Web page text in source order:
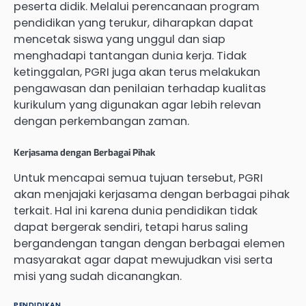
peserta didik. Melalui perencanaan program
pendidikan yang terukur, diharapkan dapat
mencetak siswa yang unggul dan siap
menghadapi tantangan dunia kerja. Tidak
ketinggalan, PGRI juga akan terus melakukan
pengawasan dan penilaian terhadap kualitas
kurikulum yang digunakan agar lebih relevan
dengan perkembangan zaman.
Kerjasama dengan Berbagai Pihak
Untuk mencapai semua tujuan tersebut, PGRI
akan menjajaki kerjasama dengan berbagai pihak
terkait. Hal ini karena dunia pendidikan tidak
dapat bergerak sendiri, tetapi harus saling
bergandengan tangan dengan berbagai elemen
masyarakat agar dapat mewujudkan visi serta
misi yang sudah dicanangkan.